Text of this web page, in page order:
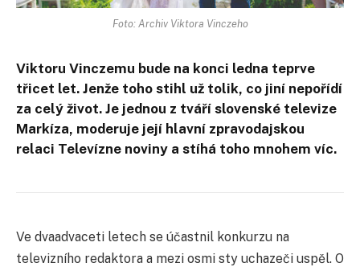
Foto: Archiv Viktora Vinczeho
Viktoru Vinczemu bude na konci ledna teprve
třicet let. Jenže toho stihl už tolik, co jiní nepořídí
za celý život. Je jednou z tváří slovenské televize
Markíza, moderuje její hlavní zpravodajskou
relaci Televízne noviny a stíhá toho mnohem víc.
Ve dvaadvaceti letech se účastnil konkurzu na
televizního redaktora a mezi osmi sty uchazeči uspěl. O